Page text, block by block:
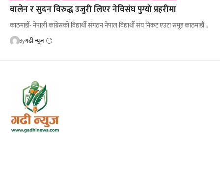
बालेन र सुदन विरुद्ध उजुरी लिएर नेविसंघ पुग्यो प्रहरीमा
काठमाडौँ- नेपाली कांग्रेसको विद्यार्थी संगठन नेपाल विद्यार्थी संघ निकट एउटा समूह काठमाडौं…
Byगढी न्यूज